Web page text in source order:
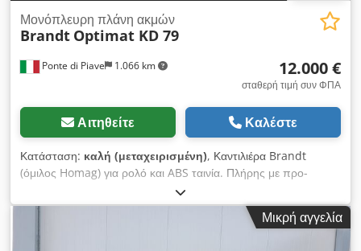
Ponte di Piave 1.066 km
Μονόπλευρη πλάνη ακμών
Brandt Optimat KD 79
12.000 €
σταθερή τιμή συν ΦΠΑ
Αιτηθείτε Καλέστε
Κατάσταση: καλή (μεταχειρισμένη), Καντιλιέρα Brandt
(όμιλος Homag) για ρολό και ABS ταινία. Πλήρης με προ-
κατεργασίες εισόδου και όλες τις ομάδες προφίλ με
στρογγυλοποιητές. Σε άριστη λειτουργική κατάσταση. Codpfoy
Μικρή αγγελία